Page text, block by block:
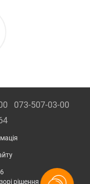
073-507-03-00
рішення